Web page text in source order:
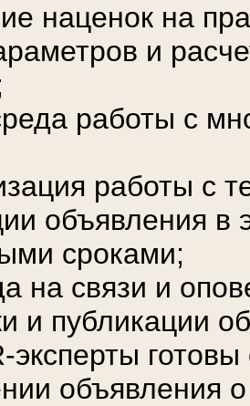
наценок на
и
работы с
работы с
объявления в
сроками;
на связи и
и публикации
готовы
объявления